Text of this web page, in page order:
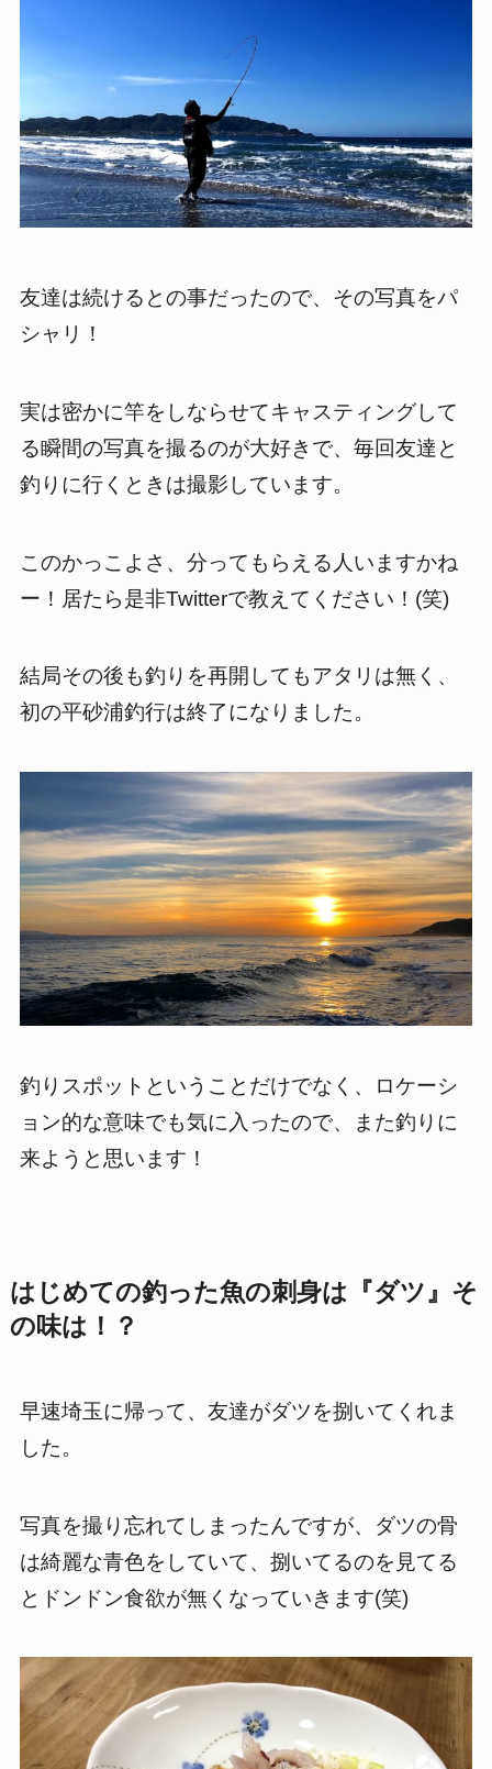
友達は続けるとの事だったので、その写真をパ
シャリ！
実は密かに竿をしならせてキャスティングして
る瞬間の写真を撮るのが大好きで、毎回友達と
釣りに行くときは撮影しています。
このかっこよさ、分ってもらえる人いますかね
ー！居たら是非Twitterで教えてください！(笑)
結局その後も釣りを再開してもアタリは無く、
初の平砂浦釣行は終了になりました。
釣りスポットということだけでなく、ロケーシ
ョン的な意味でも気に入ったので、また釣りに
来ようと思います！
はじめての釣った魚の刺身は『ダツ』そ
の味は！？
早速埼玉に帰って、友達がダツを捌いてくれま
した。
写真を撮り忘れてしまったんですが、ダツの骨
は綺麗な青色をしていて、捌いてるのを見てる
とドンドン食欲が無くなっていきます(笑)